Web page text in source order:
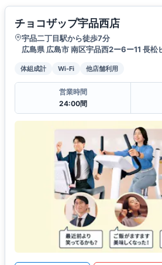
チョコザップ宇品西店
宇品二丁目駅から徒歩7分
広島県 広島市 南区宇品西2ー6ー11 長松
体組成計 Wi-Fi 他店舗利用
営業時間
24:00間